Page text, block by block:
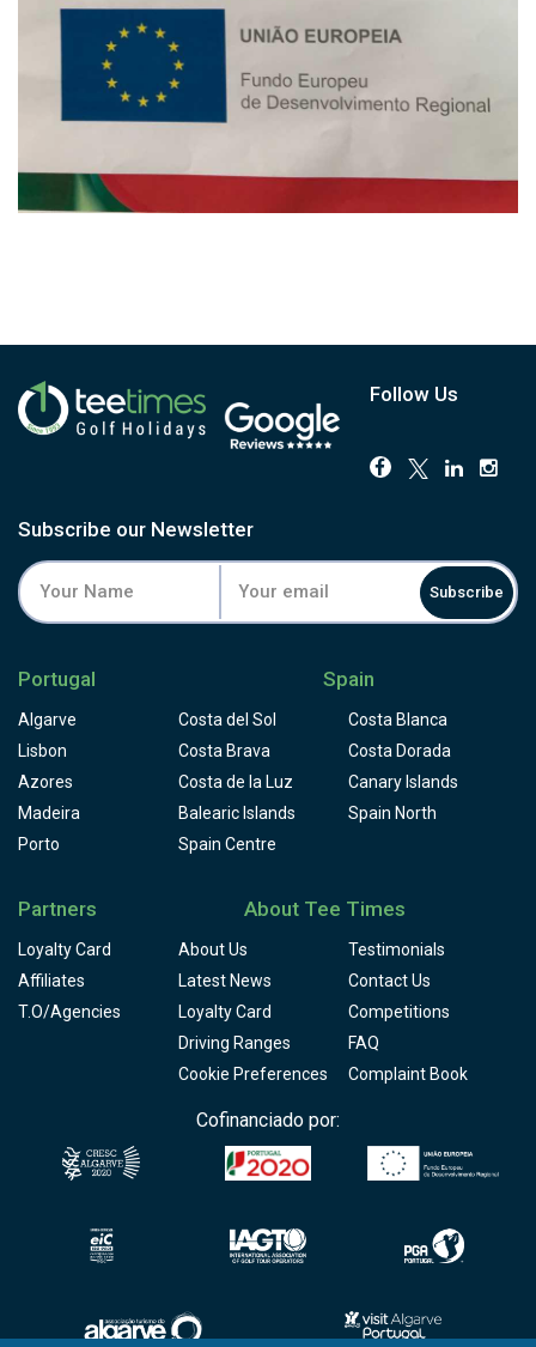
Follow Us
Subscribe our Newsletter
Subscribe
Portugal
Algarve
Lisbon
Azores
Madeira
Porto
Spain
Costa del Sol
Costa Blanca
Costa Brava
Costa Dorada
Costa de la Luz
Canary Islands
Balearic Islands
Spain North
Spain Centre
Partners
Loyalty Card
Affiliates
T.O/Agencies
About Tee Times
About Us
Testimonials
Latest News
Contact Us
Loyalty Card
Competitions
Driving Ranges
FAQ
Cookie Preferences
Complaint Book
Cofinanciado por: